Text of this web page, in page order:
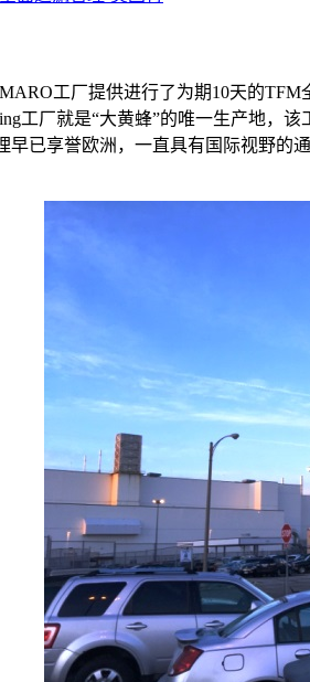
工厂提供进行了为期10天的TFM
工厂就是“大黄蜂”的唯一生产地，该
早已享誉欧洲，一直具有国际视野的